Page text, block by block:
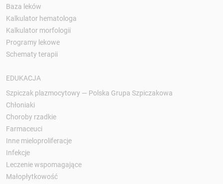
Baza leków
Kalkulator hematologa
Kalkulator morfologii
Programy lekowe
Schematy terapii
EDUKACJA
Szpiczak plazmocytowy — Polska Grupa Szpiczakowa
Chłoniaki
Choroby rzadkie
Farmaceuci
Inne mieloproliferacje
Infekcje
Leczenie wspomagające
Małopłytkowość